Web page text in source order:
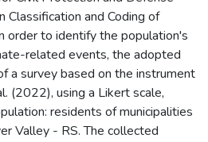
Classification and Coding of
order to identify the population's
related events, the adopted
a survey based on the instrument
(2022), using a Likert scale,
residents of municipalities
Valley - RS. The collected